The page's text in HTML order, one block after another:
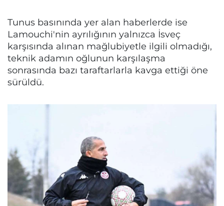
Tunus basınında yer alan haberlerde ise
Lamouchi'nin ayrılığının yalnızca İsveç
karşısında alınan mağlubiyetle ilgili olmadığı,
teknik adamın oğlunun karşılaşma
sonrasında bazı taraftarlarla kavga ettiği öne
sürüldü.